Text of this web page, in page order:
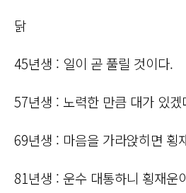
닭
45년생 : 일이 곧 풀릴 것이다.
57년생 : 노력한 만큼 대가 있겠
69년생 : 마음을 가라앉히면 횡
81년생 : 운수 대통하니 횡재운